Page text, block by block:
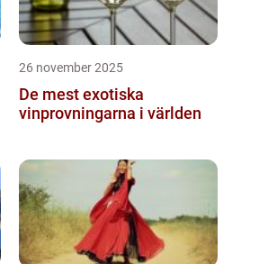
26 november 2025
De mest exotiska
vinprovningarna i världen